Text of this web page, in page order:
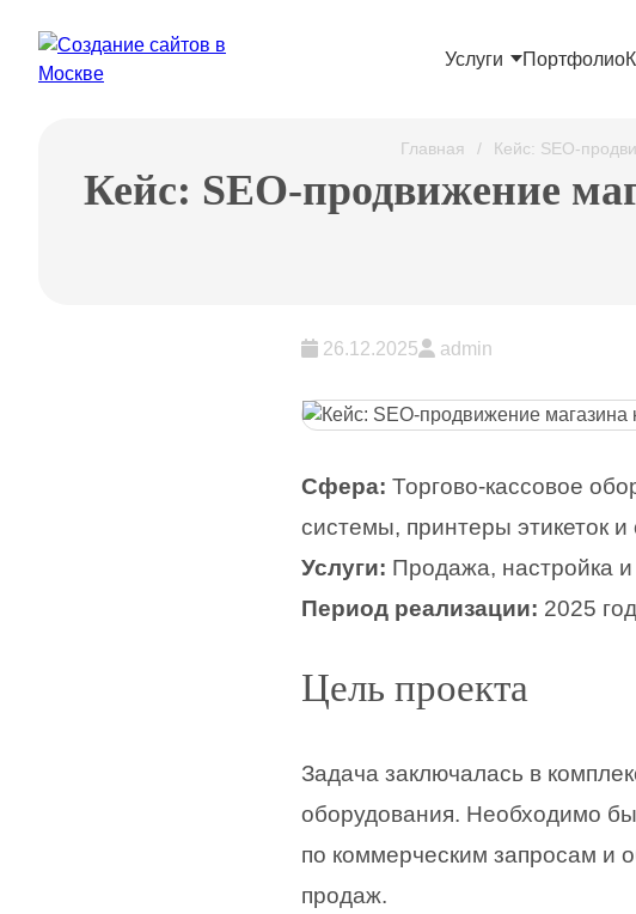
Услуги Портфолио
Главная Кейс: SEO-
Кейс: SEO-продвижение
26.12.2025 admin
Сфера: Торгово-кассовое
системы, принтеры этикеток
Услуги: Продажа, настройка
Период реализации: 2025 год
Цель проекта
Задача заключалась в
оборудования. Необходимо
по коммерческим запросам и
продаж.